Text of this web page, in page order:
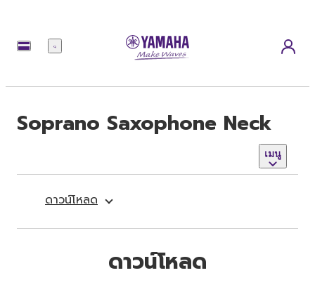
เมนู
Soprano Saxophone Neck
เมนู
ดาวน์โหลด
ดาวน์โหลด